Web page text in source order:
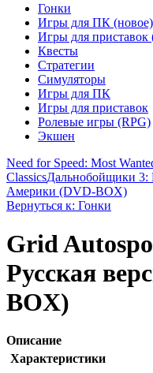
Гонки
Игры для ПК (новое)
Игры для приставок
Квесты
Стратегии
Симуляторы
Игры для ПК
Игры для приставок
Ролевые игры (RPG)
Экшен
Need for Speed: Most
ClassicsДальнобойщики 3:
Америки (DVD-BOX)
Вернуться к: Гонки
Grid
Русская
BOX)
Описание
Характеристики